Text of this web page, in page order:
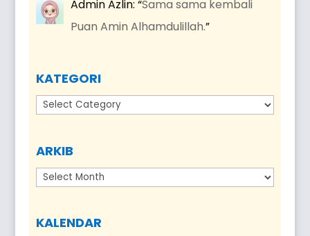
Admin Azlin: “Sama sama kembali
Puan Amin Alhamdulillah.”
KATEGORI
Kategori
ARKIB
Arkib
KALENDAR